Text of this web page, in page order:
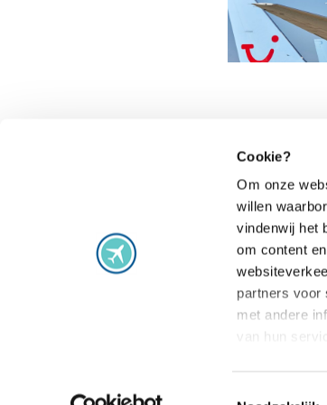
Cookie?
Om onze
willen
vindenwij het
om content
partners voor
met andere
van hun
Vluchtproblemen
Vlucht vertraagd